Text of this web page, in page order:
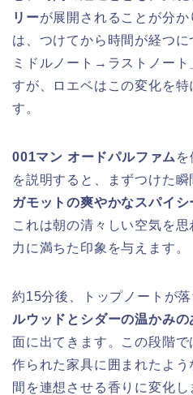
リーが展開されることが分
は、つけてから時間が経つ
ミドルノート→ラストノート
すが、ロエベはこの変化を特
す。
001マン オードパルファム
を説明すると、まずつけた瞬
ガモットの爽やかなスパイシ
これは朝の清々しい空気を
力に満ちた印象を与えます。
約15分後、トップノートが落
ルウッドとシダーの温かみの
面に出てきます。この段階
作られた家具に囲まれたよ
間を連想させる香りに変化し